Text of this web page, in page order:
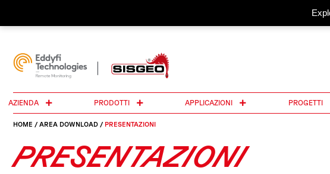
AZIENDA PRODOTTI APPLICAZIONI PROGETTI
HOME / AREA DOWNLOAD / PRESENTAZIONI
PRESENTAZIONI